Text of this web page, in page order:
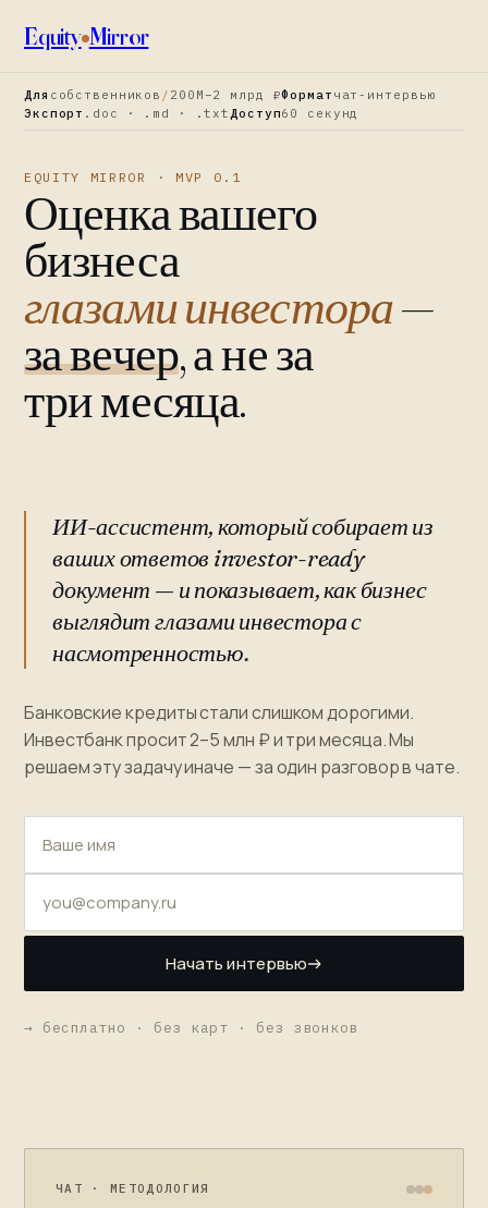
Equity Mirror
Для собственников / 200М–2 млрд ₽Формат чат-интервью
Экспорт .doc · .md · .txtДоступ60 секунд
EQUITY MIRROR · MVP 0.1
Оценка вашего
бизнеса
глазами инвестора—
за вечер, а не за
три месяца.
ИИ-ассистент, который собирает из
ваших ответов investor-ready
документ — и показывает, как бизнес
выглядит глазами инвестора с
насмотренностью.
Банковские кредиты стали слишком дорогими.
Инвестбанк просит 2–5 млн ₽ и три месяца. Мы
решаем эту задачу иначе — за один разговор в чате.
Начать интервью
→ бесплатно · без карт · без звонков
ЧАТ · МЕТОДОЛОГИЯ